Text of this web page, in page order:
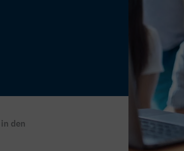
den